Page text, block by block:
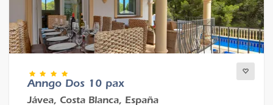
Anngo Dos 10 pax
Jávea, Costa Blanca, España